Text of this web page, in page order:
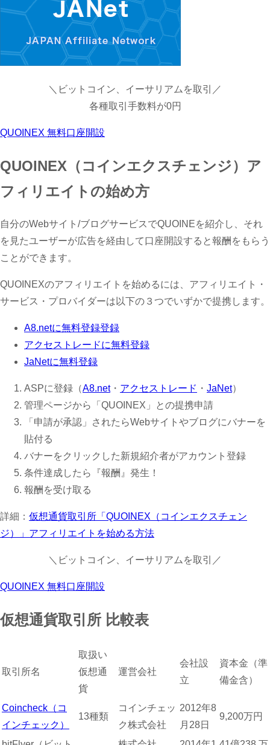
＼ビットコイン、イーサリアムを取引／
各種取引手数料が0円
QUOINEX 無料口座開設
QUOINEX（コインエクスチェンジ）ア
フィリエイトの始め方
自分のWebサイト/ブログサービスでQUOINEを紹介し、それ
を見たユーザーが広告を経由して口座開設すると報酬をもらう
ことができます。
QUOINEXのアフィリエイトを始めるには、アフィリエイト・
サービス・プロバイダーは以下の３つでいずかで提携します。
A8.netに無料登録登録
アクセストレードに無料登録
JaNetに無料登録
ASPに登録（A8.net・ アクセストレード ・ JaNet）
管理ページから「QUOINEX」との提携申請
「申請が承認」されたらWebサイトやブログにバナーを
貼付る
バナーをクリックした新規紹介者がアカウント登録
条件達成したら『報酬』発生！
報酬を受け取る
詳細： 仮想通貨取引所「QUOINEX（コインエクスチェン
ジ）」アフィリエイトを始める方法
＼ビットコイン、イーサリアムを取引／
QUOINEX 無料口座開設
仮想通貨取引所 比較表
取引所名
取扱い
仮想通
貨
運営会社
会社設
立
資本金（準
備金含）
Coincheck（コ
インチェック）
13種類
コインチェッ
ク株式会社
2012年8
月28日
9,200万円